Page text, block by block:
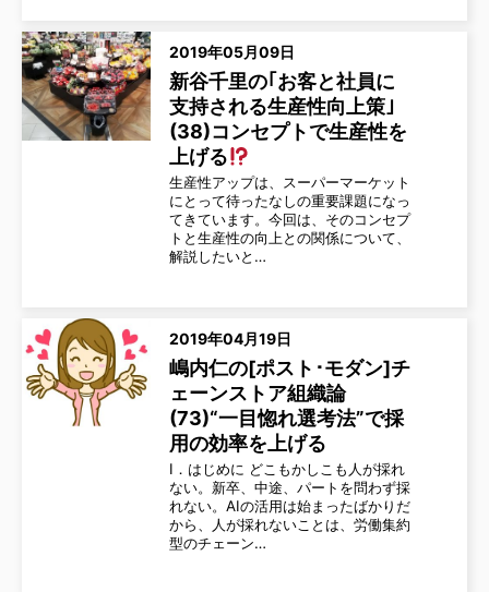
2019年05月09日
新谷千里の｢お客と社員に
支持される生産性向上策｣
(38)コンセプトで生産性を
上げる
生産性アップは、スーパーマーケット
にとって待ったなしの重要課題になっ
てきています。今回は、そのコンセプ
トと生産性の向上との関係について、
解説したいと…
2019年04月19日
嶋内仁の[ポスト･モダン]チ
ェーンストア組織論
(73)“一目惚れ選考法”で採
用の効率を上げる
Ⅰ．はじめに どこもかしこも人が採れ
ない。新卒、中途、パートを問わず採
れない。AIの活用は始まったばかりだ
から、人が採れないことは、労働集約
型のチェーン…